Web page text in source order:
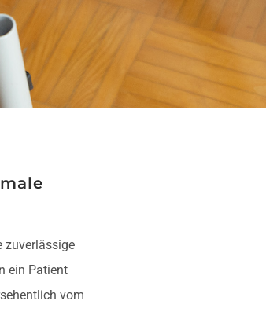
zuverlässige
ein Patient
vom